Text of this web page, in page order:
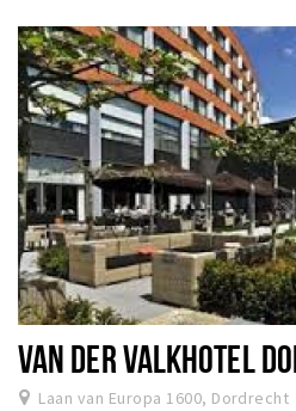
VAN DER VALKHOTEL
Laan van Europa 1600, Dordrecht